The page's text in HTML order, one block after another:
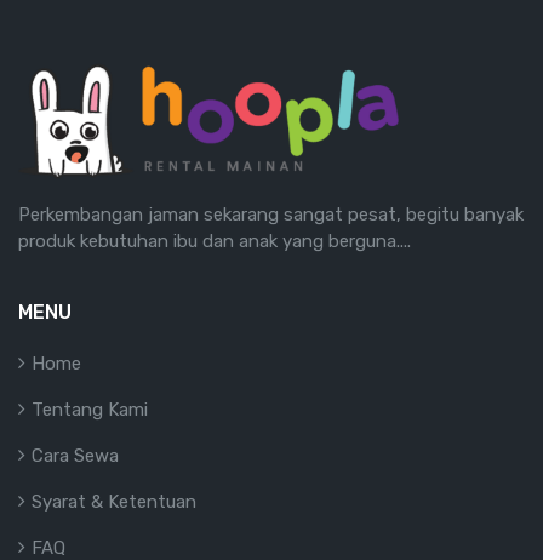
Perkembangan jaman sekarang sangat pesat, begitu banyak
produk kebutuhan ibu dan anak yang berguna....
MENU
Home
Tentang Kami
Cara Sewa
Syarat & Ketentuan
FAQ